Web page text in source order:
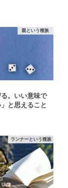
親という種族
。いい意味で
」と思えること
ランナーという種族